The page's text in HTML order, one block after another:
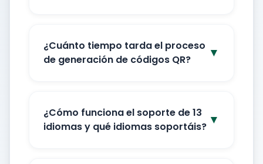
¿Cuánto tiempo tarda el proceso
de generación de códigos QR?
▼
¿Cómo funciona el soporte de 13
idiomas y qué idiomas soportáis? ▼